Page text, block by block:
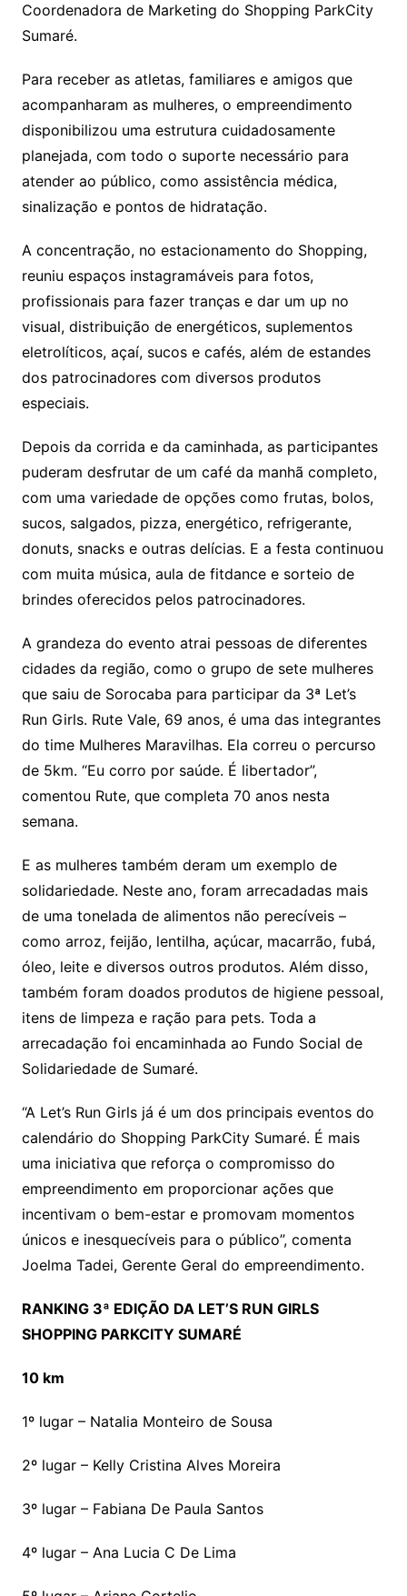
Coordenadora de Marketing do Shopping ParkCity
Sumaré.
Para receber as atletas, familiares e amigos que
acompanharam as mulheres, o empreendimento
disponibilizou uma estrutura cuidadosamente
planejada, com todo o suporte necessário para
atender ao público, como assistência médica,
sinalização e pontos de hidratação.
A concentração, no estacionamento do Shopping,
reuniu espaços instagramáveis para fotos,
profissionais para fazer tranças e dar um up no
visual, distribuição de energéticos, suplementos
eletrolíticos, açaí, sucos e cafés, além de estandes
dos patrocinadores com diversos produtos
especiais.
Depois da corrida e da caminhada, as participantes
puderam desfrutar de um café da manhã completo,
com uma variedade de opções como frutas, bolos,
sucos, salgados, pizza, energético, refrigerante,
donuts, snacks e outras delícias. E a festa continuou
com muita música, aula de fitdance e sorteio de
brindes oferecidos pelos patrocinadores.
A grandeza do evento atrai pessoas de diferentes
cidades da região, como o grupo de sete mulheres
que saiu de Sorocaba para participar da 3ª Let’s
Run Girls. Rute Vale, 69 anos, é uma das integrantes
do time Mulheres Maravilhas. Ela correu o percurso
de 5km. “Eu corro por saúde. É libertador”,
comentou Rute, que completa 70 anos nesta
semana.
E as mulheres também deram um exemplo de
solidariedade. Neste ano, foram arrecadadas mais
de uma tonelada de alimentos não perecíveis –
como arroz, feijão, lentilha, açúcar, macarrão, fubá,
óleo, leite e diversos outros produtos. Além disso,
também foram doados produtos de higiene pessoal,
itens de limpeza e ração para pets. Toda a
arrecadação foi encaminhada ao Fundo Social de
Solidariedade de Sumaré.
“A Let’s Run Girls já é um dos principais eventos do
calendário do Shopping ParkCity Sumaré. É mais
uma iniciativa que reforça o compromisso do
empreendimento em proporcionar ações que
incentivam o bem-estar e promovam momentos
únicos e inesquecíveis para o público”, comenta
Joelma Tadei, Gerente Geral do empreendimento.
RANKING 3ª EDIÇÃO DA LET’S RUN GIRLS
SHOPPING PARKCITY SUMARÉ
10 km
1º lugar – Natalia Monteiro de Sousa
2º lugar – Kelly Cristina Alves Moreira
3º lugar – Fabiana De Paula Santos
4º lugar – Ana Lucia C De Lima